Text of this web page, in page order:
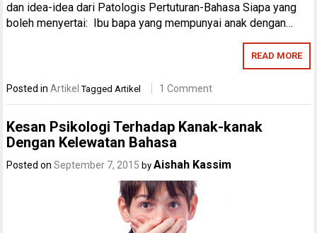
dan idea-idea dari Patologis Pertuturan-Bahasa Siapa yang
boleh menyertai: Ibu bapa yang mempunyai anak dengan…
READ MORE
Posted inArtikel TaggedArtikel 1 Comment
Kesan Psikologi Terhadap Kanak-kanak
Dengan Kelewatan Bahasa
Posted onSeptember 7, 2015 byAishah Kassim